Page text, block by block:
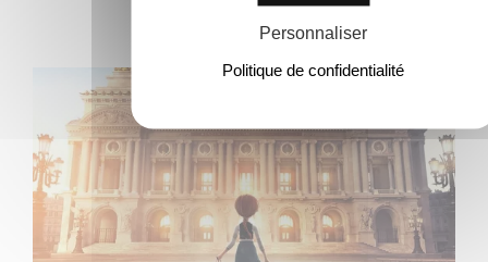
Gaumont et Good Hero annoncent la suite de Ballerina
Personnaliser
Politique de confidentialité